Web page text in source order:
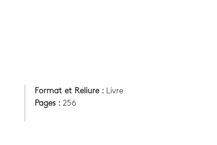
Format et Reliure :
Livre
Pages : 256